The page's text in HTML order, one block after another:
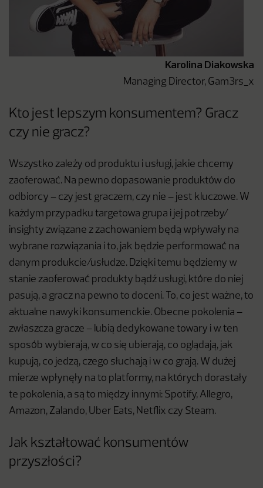
Karolina Diakowska
Managing Director, Gam3rs_x
Kto jest lepszym konsumentem? Gracz
czy nie gracz?
Wszystko zależy od produktu i usługi, jakie chcemy
zaoferować. Na pewno dopasowanie produktów do
odbiorcy – czy jest graczem, czy nie – jest kluczowe. W
każdym przypadku targetowa grupa i jej potrzeby/
insighty związane z zachowaniem będą wpływały na
wybrane rozwiązania i to, jak będzie performować na
danym produkcie/usłudze. Dzięki temu będziemy w
stanie zaoferować produkty bądź usługi, które do niej
pasują, a gracz na pewno to doceni. To, co jest ważne, to
aktualne nawyki konsumenckie. Obecne pokolenia –
zwłaszcza gracze – lubią dedykowane towary i w ten
sposób wybierają, w co się ubierają, co oglądają, jak
kupują, co jedzą, czego słuchają i w co grają. W dużej
mierze wpłynęły na to platformy, na których dorastały
te pokolenia, a są to między innymi: Spotify, Allegro,
Amazon, Zalando, Uber Eats, Netflix czy Steam.
Jak kształtować konsumentów
przyszłości?